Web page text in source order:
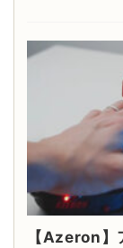
【Azeron】